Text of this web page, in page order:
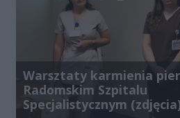
Warsztaty karmienia
Radomskim Szpitalu
Specjalistycznym